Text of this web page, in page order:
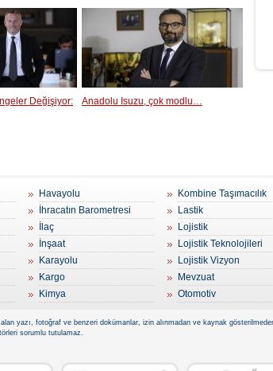
Değişiyor:
Anadolu Isuzu, çok modlu…
Havayolu
İhracatın Barometresi
İlaç
İnşaat
Karayolu
Kargo
Kimya
Kombine Taşımacılık
Lastik
Lojistik
Lojistik Teknolojileri
Lojistik Vizyon
Mevzuat
Otomotiv
yazı, fotoğraf ve benzeri dokümanlar, izin alınmadan ve kaynak
sorumlu tutulamaz.